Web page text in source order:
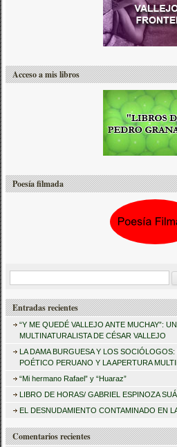
Acceso a mis libros
Poesía filmada
s
a
Entradas recientes
“Y ME QUEDÉ VALLEJO ANTE MUCHAY”:
MULTINATURALISTA DE CÉSAR VALLEJO
LA DAMA BURGUESA Y LOS
POÉTICO PERUANO Y LA APERTURA
“Mi hermano Rafael” y “Huaraz”
LIBRO DE HORAS/ GABRIEL ESPINOZA
EL DESNUDAMIENTO CONTAMINADO EN
Comentarios recientes